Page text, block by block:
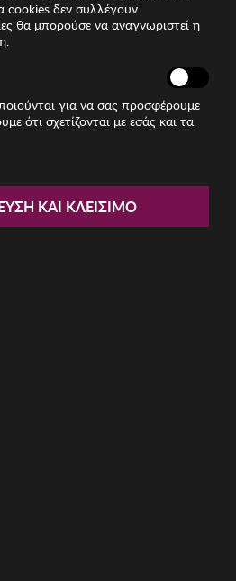
Regina
cookies δεν συλλέγουν
θα μπορούσε να αναγνωριστεί η
για να σας προσφέρουμε
ότι σχετίζονται με εσάς και τα
ΚΑΙ ΚΛΕΊΣΙΜΟ